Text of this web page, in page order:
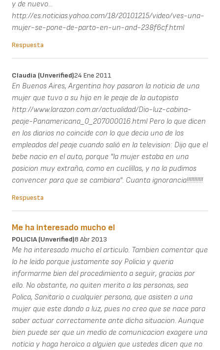
y de nuevo...
http://es.noticias.yahoo.com/18/20101215/video/ves-una-
mujer-se-pone-de-parto-en-un-and-238f6cf.html
Respuesta
Claudia (unverified)24 Ene 2011
En Buenos Aires, Argentina hoy pasaron la noticia de una
mujer que tuvo a su hijo en le peaje de la autopista
http://www.larazon.com.ar/actualidad/Dio-luz-cabina-
peaje-Panamericana_0_207000016.html Pero lo que dicen
en los diarios no coincide con lo que decia uno de los
empleados del peaje cuando salió en la television: Dijo que el
bebe nacio en el auto, porque "la mujer estaba en una
posicion muy extraña, como en cuclillas, y no la pudimos
convencer para que se cambiara". Cuanta ignorancia!!!!!!!!!!!
Respuesta
Me ha interesado mucho el
POLICIA (unverified)8 Abr 2013
Me ha interesado mucho el articulo. Tambien comentar que
lo he leido porque justamente soy Policia y queria
informarme bien del procedimiento a seguir, gracias por
ello. No obstante, no quiten merito a las personas, sea
Polica, Sanitario o cualquier persona, que asisten a una
mujer que este dando a luz, pues no creo que se nace para
saber actuar correctamente ante dicha situacion. Aunque
bien puede ser que un medio de comunicacion exagere una
noticia y haga heroico a alguien que ustedes dicen que no